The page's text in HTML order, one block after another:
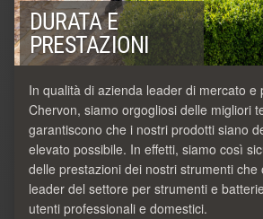
DURATA E
PRESTAZIONI
In qualità di azienda leader di mercato e
Chervon, siamo orgogliosi delle migliori
garantiscono che i nostri prodotti siano
elevato possibile. In effetti, siamo così
delle prestazioni dei nostri strumenti che
leader del settore per strumenti e
utenti professionali e domestici.